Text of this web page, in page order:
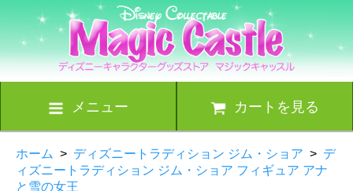
メニュー カートを見る
ホーム > ディズニートラディション ジム・ショア > デ
ィズニートラディション ジム・ショア フィギュア アナ
と雪の女王